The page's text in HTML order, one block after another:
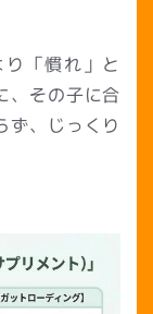
「慣れ」と
、その子に合
ず、じっくり